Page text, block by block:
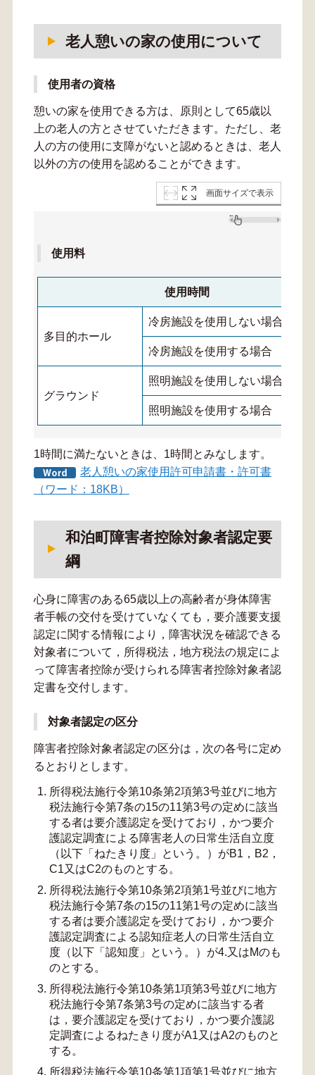
老人憩いの家の使用について
使用者の資格
憩いの家を使用できる方は、原則として65歳以
上の老人の方とさせていただきます。ただし、老
人の方の使用に支障がないと認めるときは、老人
以外の方の使用を認めることができます。
画面サイズで表示
使用料
使用時間
多目的ホール
冷房施設を使用しない場合
冷房施設を使用する場合
グラウンド
照明施設を使用しない場合
照明施設を使用する場合
1時間に満たないときは、1時間とみなします。
老人憩いの家使用許可申請書・許可書
（ワード：18KB）
和泊町障害者控除対象者認定要
綱
心身に障害のある65歳以上の高齢者が身体障害
者手帳の交付を受けていなくても，要介護要支援
認定に関する情報により，障害状況を確認できる
対象者について，所得税法，地方税法の規定によ
って障害者控除が受けられる障害者控除対象者認
定書を交付します。
対象者認定の区分
障害者控除対象者認定の区分は，次の各号に定め
るとおりとします。
所得税法施行令第10条第2項第3号並びに地方
税法施行令第7条の15の11第3号の定めに該当
する者は要介護認定を受けており，かつ要介
護認定調査による障害老人の日常生活自立度
（以下「ねたきり度」という。）がB1，B2，
C1又はC2のものとする。
所得税法施行令第10条第2項第1号並びに地方
税法施行令第7条の15の11第1号の定めに該当
する者は要介護認定を受けており，かつ要介
護認定調査による認知症老人の日常生活自立
度（以下「認知度」という。）が4.又はMのも
のとする。
所得税法施行令第10条第1項第3号並びに地方
税法施行令第7条第3号の定めに該当する者
は，要介護認定を受けており，かつ要介護認
定調査によるねたきり度がA1又はA2のものと
する。
所得税法施行令第10条第1項第1号並びに地方